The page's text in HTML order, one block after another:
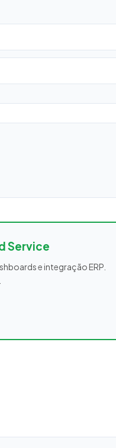
Service
e integração ERP.